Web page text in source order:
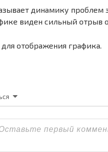
динамику проблем
виден сильный отрыв
отображения графика.